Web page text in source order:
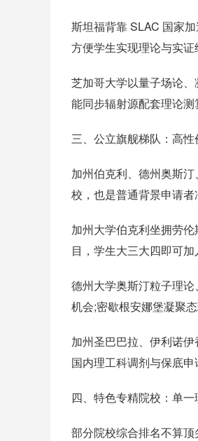
斯坦福背靠 SLAC 国家
方便学生实现理论与实证
芝加哥大学以量子场论
能同步辐射源配套理论测
三、公立旗舰梯队：高
加州伯克利、德州奥斯
校，也是普通背景申请者
加州大学伯克利坐拥劳
目，学生大三大四即可
德州大学奥斯汀粒子理
机会;密歇根安娜堡凝聚
加州圣巴巴拉、伊利诺
国内理工科调剂与保底申
四、特色专精院校：单
部分院校综合排名不算